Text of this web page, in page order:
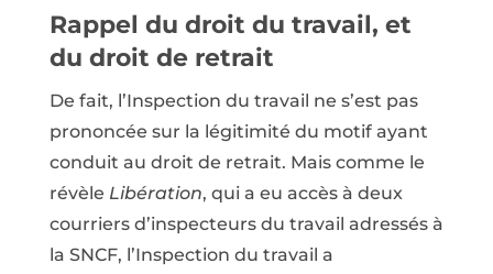
Rappel du droit du travail, et
du droit de retrait
De fait, l’Inspection du travail ne s’est pas
prononcée sur la légitimité du motif ayant
conduit au droit de retrait. Mais comme le
révèle Libération, qui a eu accès à deux
courriers d’inspecteurs du travail adressés à
la SNCF, l’Inspection du travail a